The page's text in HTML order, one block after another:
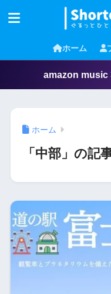
ホーム
amazon music
ホーム
「中部」の記